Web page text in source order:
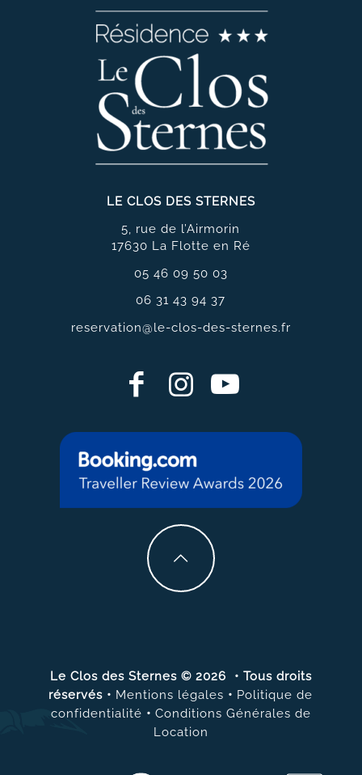
LE CLOS DES STERNES
5, rue de l’Airmorin
17630 La Flotte en Ré
05 46 09 50 03
06 31 43 94 37
reservation@le-clos-des-sternes.fr
Le Clos des Sternes © 2026 • Tous droits
réservés • Mentions légales • Politique de
confidentialité • Conditions Générales de
Location